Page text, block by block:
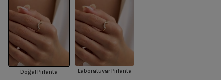
Doğal Pırlanta Laboratuvar Pırlanta